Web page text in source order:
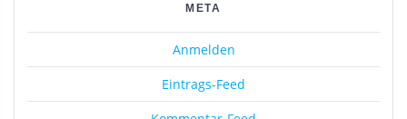
META
Anmelden
Eintrags-Feed